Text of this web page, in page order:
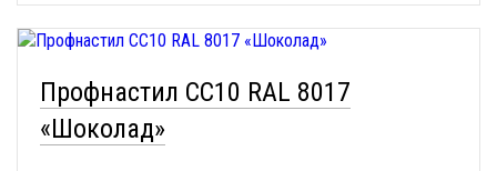
Профнастил СС10 RAL 8017
«Шоколад»